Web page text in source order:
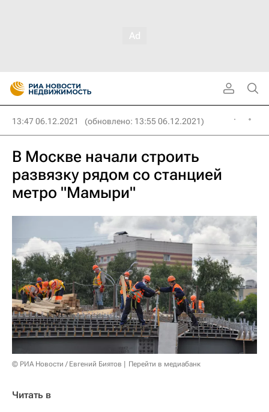
13:47 06.12.2021 (обновлено: 13:55 06.12.2021)
В Москве начали строить
развязку рядом со станцией
метро "Мамыри"
© РИА Новости / Евгений Биятов Перейти в медиабанк
Читать в